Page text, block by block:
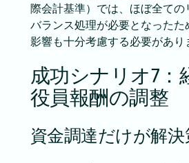
際会計基準）では、ほぼ全ての
バランス処理が必要となった
影響も十分考慮する必要があり
成功シナリオ7：
役員報酬の調整
資金調達だけが解